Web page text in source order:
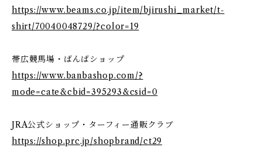
https://www.beams.co.jp/item/bjirushi_market/t-
shirt/70040048729/?color=19
帯広競馬場・ばんばショップ
https://www.banbashop.com/?
mode=cate&cbid=395293&csid=0
JRA公式ショップ・ターフィー通販クラブ
https://shop.prc.jp/shopbrand/ct29